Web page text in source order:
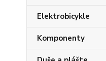
Elektrobicykle
Komponenty